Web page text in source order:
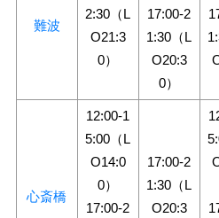
難波
2:30（L
O21:3
0）
17:00-2
1:30（L
O20:3
0）
心斎橋
12:00-1
5:00（L
O14:0
0）
17:00-2
17:00-2
1:30（L
O20:3